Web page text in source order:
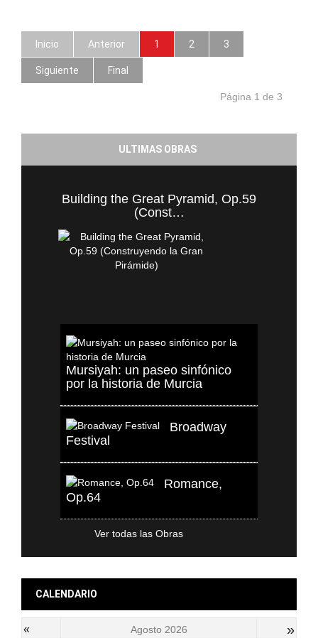
Inicio Anterior 1 2 3
Siguiente Final
Página 1 de 3
ULTIMAS OBRAS
Building the Great Pyramid, Op.59
(Const…
Mursiyah: un paseo sinfónico
por la historia de Murcia
Broadway
Festival
Romance,
Op.64
Ver todas las Obras
CALENDARIO
« Agosto 2026 »